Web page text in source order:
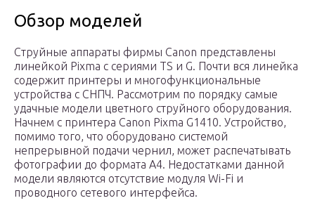
Обзор моделей
Струйные аппараты фирмы Canon представлены
линейкой Pixma с сериями TS и G. Почти вся линейка
содержит принтеры и многофункциональные
устройства с СНПЧ. Рассмотрим по порядку самые
удачные модели цветного струйного оборудования.
Начнем с принтера Canon Pixma G1410. Устройство,
помимо того, что оборудовано системой
непрерывной подачи чернил, может распечатывать
фотографии до формата А4. Недостатками данной
модели являются отсутствие модуля Wi-Fi и
проводного сетевого интерфейса.